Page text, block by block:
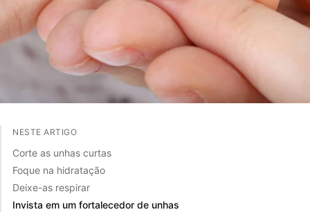
NESTE ARTIGO
Corte as unhas curtas
Foque na hidratação
Deixe-as respirar
Invista em um fortalecedor de unhas